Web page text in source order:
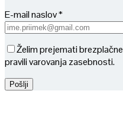
E-mail naslov *
Želim prejemati
pravili varovanja zasebnosti.